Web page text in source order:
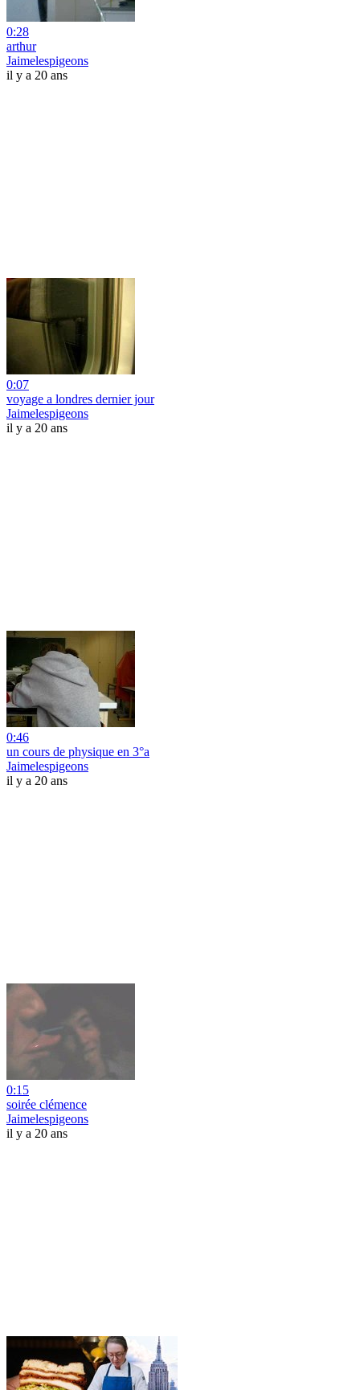
0:28
arthur
Jaimelespigeons
il y a 20 ans
0:07
voyage a londres dernier jour
Jaimelespigeons
il y a 20 ans
0:46
un cours de physique en 3°a
Jaimelespigeons
il y a 20 ans
0:15
soirée clémence
Jaimelespigeons
il y a 20 ans